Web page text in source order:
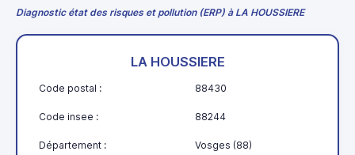
Diagnostic état des risques et pollution (ERP) à LA HOUSSIERE
LA HOUSSIERE
Code postal : 88430
Code insee : 88244
Département : Vosges (88)